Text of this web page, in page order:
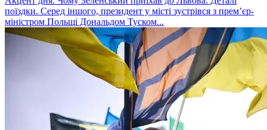
поїздки. Серед іншого, президент у місті зустрівся з прем’єр-
міністром Польщі Дональдом Туском...